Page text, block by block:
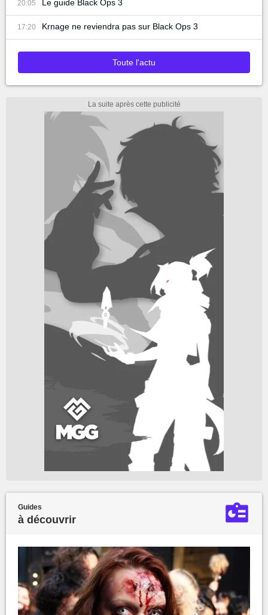
20:05 Le guide Black Ops 3
17:20 Krnage ne reviendra pas sur Black Ops 3
Toute l'actu
Guides
à découvrir